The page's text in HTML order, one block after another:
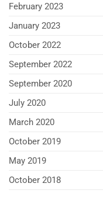
February 2023
January 2023
October 2022
September 2022
September 2020
July 2020
March 2020
October 2019
May 2019
October 2018